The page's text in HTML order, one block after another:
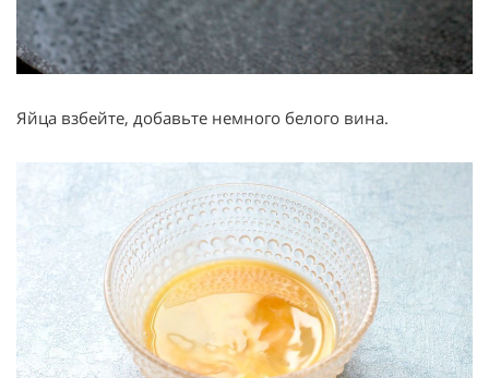
Яйца взбейте, добавьте немного белого вина.